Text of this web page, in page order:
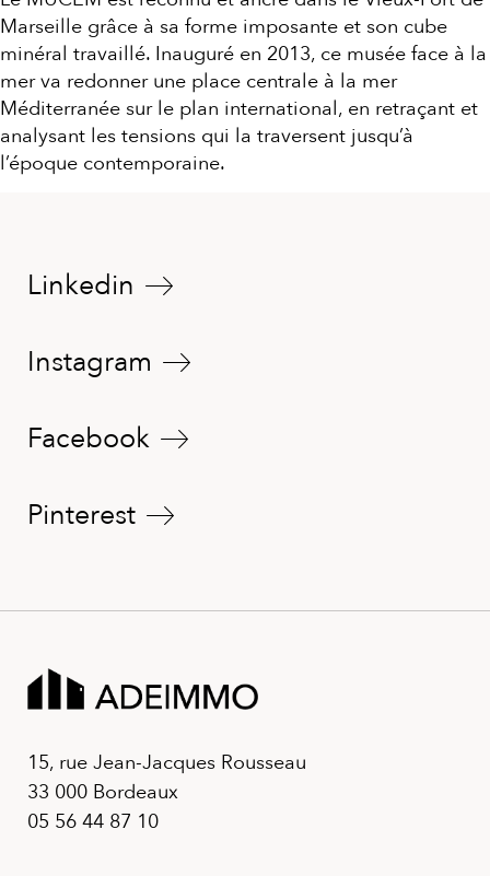
Marseille grâce à sa forme imposante et son cube
minéral travaillé. Inauguré en 2013, ce musée face à la
mer va redonner une place centrale à la mer
Méditerranée sur le plan international, en retraçant et
analysant les tensions qui la traversent jusqu’à
l’époque contemporaine.
Linkedin
Instagram
Facebook
Pinterest
15, rue Jean-Jacques Rousseau
33 000 Bordeaux
05 56 44 87 10